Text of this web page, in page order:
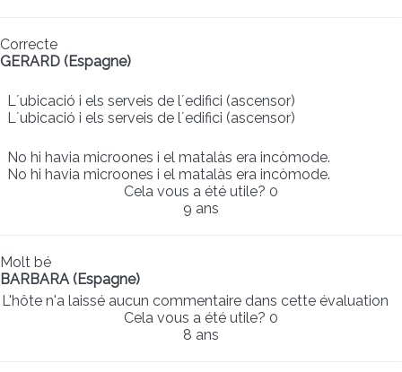
Correcte
GERARD (Espagne)
L´ubicació i els serveis de l´edifici (ascensor)
L´ubicació i els serveis de l´edifici (ascensor)
No hi havia microones i el matalàs era incòmode.
No hi havia microones i el matalàs era incòmode.
Cela vous a été utile? 0
9 ans
Molt bé
BARBARA (Espagne)
L'hôte n'a laissé aucun commentaire dans cette évaluation
Cela vous a été utile? 0
8 ans